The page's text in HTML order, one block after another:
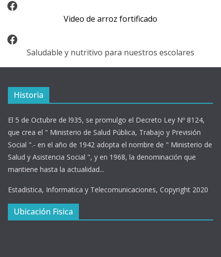
Video Arroz Fortificado
Video de arroz fortificado
Facebook
Saludable y nutritivo para nuestros escolares
Historia
El 5 de Octubre de l935, se promulgo el Decreto Ley Nº 8124,
que crea el " Ministerio de Salud Pública, Trabajo y Previsión
Social ".- en el año de 1942 adopta el nombre de " Ministerio de
Salud y Asistencia Social ", y en 1968, la denominación que
mantiene hasta la actualidad...
Estadistica, Informatica y Telecomunicaciones, Copyright 2020
Ubicación Fisica